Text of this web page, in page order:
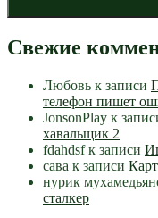
Свежие
Любовь к записи
телефон пишет
JonsonPlay к
хавальщик 2
fdahdsfк записи
сава к записи
нурик
сталкер